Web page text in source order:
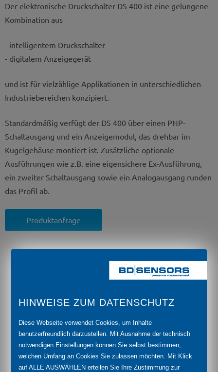
Der elektronische Druckschalter DS 400 ist eine gelungene
Kombination aus
- intelligentem Druckschalter
- digitalem Anzeigegerät
und ist für vielzählige Applikationen in unterschiedlichen
Industriebereichen konzipiert.
Standardmäßig verfügt der DS 400 über einen PNP-
Schaltausgang und ein Anzeigemodul, das drehbar im
Kugelgehäuse montiert ist. Zusätzliche optionale
Ausführungen wie z.B. eine eigensichere Ex-Ausführung,
ein zweiter Schaltausgang sowie ein Analogausgang runden
das Profil ab.
Produktanfrage
Nenndrücke: 0 ... 100 mbar bis 0 ... 600 bar
Genauigkeit: 0,35 % (Opt. 0,25 %) FSO
Messwertanzeige auf 4-stelligem LED-Display
Anzeigemodul dreh-und konfigurierbar
HINWEISE ZUM DATENSCHUTZ
Diese Webseite verwendet Cookies, um Inhalte
benutzerfreundlich darzustellen. Mit Ausnahme der technisch
notwendigen Einstellungen können Sie selbst bestimmen,
welchen Umfang an Cookies Sie zulassen möchten. Mit Klick
auf ALLE AUSWÄHLEN erteilen Sie Ihre Zustimmung zur